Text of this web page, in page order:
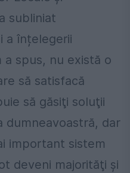
subliniat
a înțelegerii
spus, nu există o
să satisfacă
să găsiţi soluţii
dumneavoastră, dar
important sistem
deveni majorităţi şi